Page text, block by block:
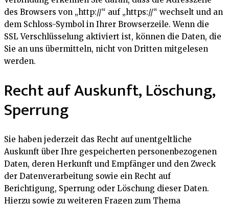
des Browsers von „http://“ auf „https://“ wechselt und an
dem Schloss-Symbol in Ihrer Browserzeile. Wenn die
SSL Verschlüsselung aktiviert ist, können die Daten, die
Sie an uns übermitteln, nicht von Dritten mitgelesen
werden.
Recht auf Auskunft, Löschung,
Sperrung
Sie haben jederzeit das Recht auf unentgeltliche
Auskunft über Ihre gespeicherten personenbezogenen
Daten, deren Herkunft und Empfänger und den Zweck
der Datenverarbeitung sowie ein Recht auf
Berichtigung, Sperrung oder Löschung dieser Daten.
Hierzu sowie zu weiteren Fragen zum Thema